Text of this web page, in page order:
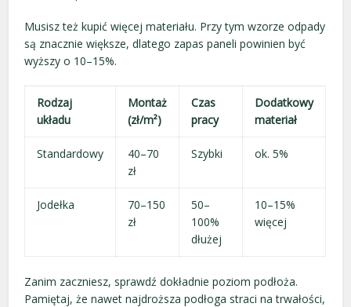
Musisz też kupić więcej materiału. Przy tym wzorze odpady
są znacznie większe, dlatego zapas paneli powinien być
wyższy o 10–15%.
Rodzaj
układu
Montaż
(zł/m²)
Czas
pracy
Dodatkowy
materiał
Standardowy
40–70
zł
Szybki ok. 5%
Jodełka
70–150
zł
50–
100%
dłużej
10–15%
więcej
Zanim zaczniesz, sprawdź dokładnie poziom podłoża.
Pamiętaj, że nawet najdroższa podłoga straci na trwałości,